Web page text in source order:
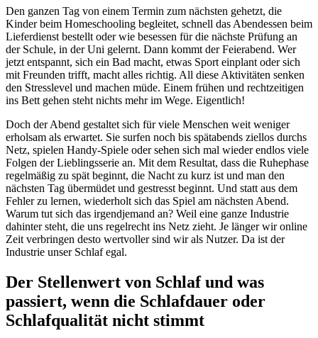
Den ganzen Tag von einem Termin zum nächsten gehetzt, die
Kinder beim Homeschooling begleitet, schnell das Abendessen beim
Lieferdienst bestellt oder wie besessen für die nächste Prüfung an
der Schule, in der Uni gelernt. Dann kommt der Feierabend. Wer
jetzt entspannt, sich ein Bad macht, etwas Sport einplant oder sich
mit Freunden trifft, macht alles richtig. All diese Aktivitäten senken
den Stresslevel und machen müde. Einem frühen und rechtzeitigen
ins Bett gehen steht nichts mehr im Wege. Eigentlich!
Doch der Abend gestaltet sich für viele Menschen weit weniger
erholsam als erwartet. Sie surfen noch bis spätabends ziellos durchs
Netz, spielen Handy-Spiele oder sehen sich mal wieder endlos viele
Folgen der Lieblingsserie an. Mit dem Resultat, dass die Ruhephase
regelmäßig zu spät beginnt, die Nacht zu kurz ist und man den
nächsten Tag übermüdet und gestresst beginnt. Und statt aus dem
Fehler zu lernen, wiederholt sich das Spiel am nächsten Abend.
Warum tut sich das irgendjemand an? Weil eine ganze Industrie
dahinter steht, die uns regelrecht ins Netz zieht. Je länger wir online
Zeit verbringen desto wertvoller sind wir als Nutzer. Da ist der
Industrie unser Schlaf egal.
Der Stellenwert von Schlaf und was
passiert, wenn die Schlafdauer oder
Schlafqualität nicht stimmt